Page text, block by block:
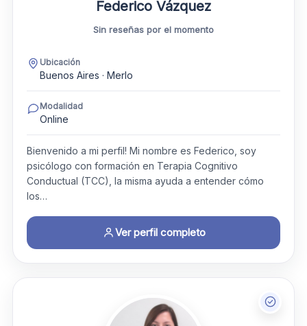
Federico Vázquez
Sin reseñas por el momento
Ubicación
Buenos Aires · Merlo
Modalidad
Online
Bienvenido a mi perfil! Mi nombre es Federico, soy
psicólogo con formación en Terapia Cognitivo
Conductual (TCC), la misma ayuda a entender cómo
los…
Ver perfil completo